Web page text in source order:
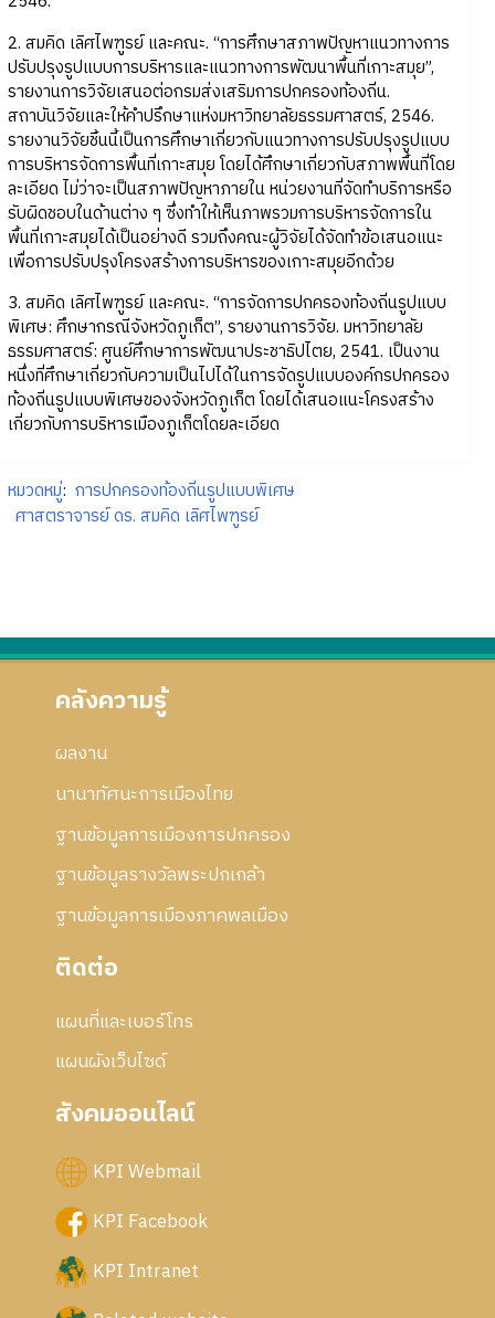
2. สมคิด เลิศไพฑูรย์ และคณะ. “การศึกษาสภาพปัญหาแนวทางการ
ปรับปรุงรูปแบบการบริหารและแนวทางการพัฒนาพื้นที่เกาะสมุย”,
รายงานการวิจัยเสนอต่อกรมส่งเสริมการปกครองท้องถิ่น.
สถาบันวิจัยและให้คำปรึกษาแห่งมหาวิทยาลัยธรรมศาสตร์, 2546.
รายงานวิจัยชิ้นนี้เป็นการศึกษาเกี่ยวกับแนวทางการปรับปรุงรูปแบบ
การบริหารจัดการพื้นที่เกาะสมุย โดยได้ศึกษาเกี่ยวกับสภาพพื้นที่โดย
ละเอียด ไม่ว่าจะเป็นสภาพปัญหาภายใน หน่วยงานที่จัดทำบริการหรือ
รับผิดชอบในด้านต่าง ๆ ซึ่งทำให้เห็นภาพรวมการบริหารจัดการใน
พื้นที่เกาะสมุยได้เป็นอย่างดี รวมถึงคณะผู้วิจัยได้จัดทำข้อเสนอแนะ
เพื่อการปรับปรุงโครงสร้างการบริหารของเกาะสมุยอีกด้วย
3. สมคิด เลิศไพฑูรย์ และคณะ. “การจัดการปกครองท้องถิ่นรูปแบบ
พิเศษ: ศึกษากรณีจังหวัดภูเก็ต”, รายงานการวิจัย. มหาวิทยาลัย
ธรรมศาสตร์: ศูนย์ศึกษาการพัฒนาประชาธิปไตย, 2541. เป็นงาน
หนึ่งที่ศึกษาเกี่ยวกับความเป็นไปได้ในการจัดรูปแบบองค์กรปกครอง
ท้องถิ่นรูปแบบพิเศษของจังหวัดภูเก็ต โดยได้เสนอแนะโครงสร้าง
เกี่ยวกับการบริหารเมืองภูเก็ตโดยละเอียด
หมวดหมู่: การปกครองท้องถิ่นรูปแบบพิเศษ
ศาสตราจารย์ ดร. สมคิด เลิศไพฑูรย์
คลังความรู้
ผลงาน
นานาทัศนะการเมืองไทย
ฐานข้อมูลการเมืองการปกครอง
ฐานข้อมูลรางวัลพระปกเกล้า
ฐานข้อมูลการเมืองภาคพลเมือง
ติดต่อ
แผนที่และเบอร์โทร
แผนผังเว็บไซด์
สังคมออนไลน์
KPI Webmail
KPI Facebook
KPI Intranet